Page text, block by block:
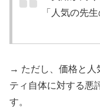
「人気の先
→ ただし、価格と人
ティ自体に対する悪
す。